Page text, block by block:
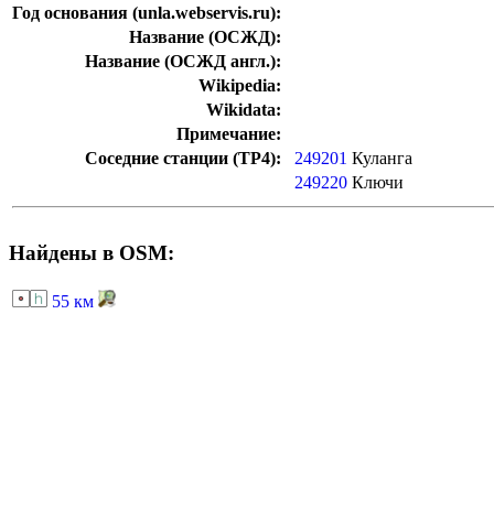
Год основания (unla.webservis.ru):
Название (ОСЖД):
Название (ОСЖД англ.):
Wikipedia:
Wikidata:
Примечание:
Соседние станции (ТР4):
249201 Куланга
249220 Ключи
Найдены в OSM:
55 км